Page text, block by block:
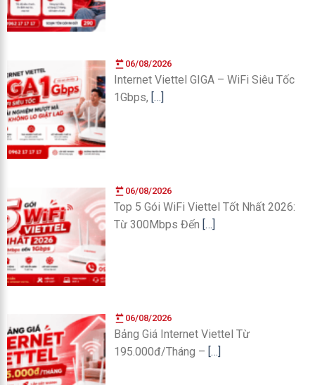
06/08/2026
Internet Viettel GIGA – WiFi Siêu Tốc
1Gbps, […]
06/08/2026
Top 5 Gói WiFi Viettel Tốt Nhất 2026:
Từ 300Mbps Đến […]
06/08/2026
Bảng Giá Internet Viettel Từ
195.000đ/Tháng – […]